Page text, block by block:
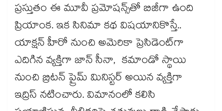
ప్రస్తుతం ఈ మూవీ ప్రమోషన్స్‌‌‌‌‌‌‌‌‌‌‌‌‌‌‌‌తో బిజీగా ఉంది
ప్రియాంక. ఇక సినిమా కథ విషయానికొస్తే..
యాక్షన్‌‌‌‌‌‌‌‌‌‌‌‌‌‌‌‌ హీరో నుంచి అమెరికా ప్రెసిడెంట్‌‌‌‌‌‌‌‌‌‌‌‌‌‌‌‌గా
ఎదిగిన వ్యక్తిగా జాన్ సీనా, కమాండో స్థాయి
నుంచి బ్రిటన్‌‌‌‌‌‌‌‌‌‌‌‌‌‌‌‌ ప్రైమ్‌‌‌‌‌‌‌‌‌‌‌‌‌‌‌‌ మినిస్టర్‌‌‌‌‌‌‌‌‌‌‌‌‌‌‌‌‌‌‌‌‌‌‌‌‌‌‌‌‌‌‌‌ అయిన వ్యక్తిగా
ఇద్రిస్‌‌‌‌‌‌‌‌‌‌‌‌‌‌‌‌ నటించారు. విమానంలో కలిసి